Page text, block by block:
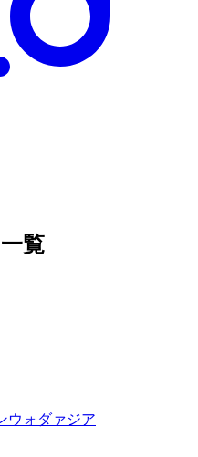
覧
ウォダァジア